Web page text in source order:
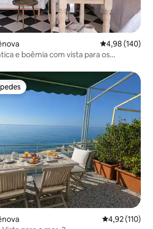
4,98 de uma
4,98 (140)
e boêmia com vista para os
4,92 de uma
4,92 (110)